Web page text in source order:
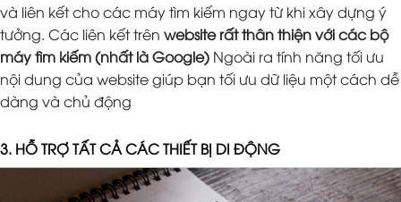
và liên kết cho các máy tìm kiếm ngay từ khi xây dựng ý
tưởng. Các liên kết trên website rất thân thiện với các bộ
máy tìm kiếm (nhất là Google) Ngoài ra tính năng tối ưu
nội dung của website giúp bạn tối ưu dữ liệu một cách dễ
dàng và chủ động
3. HỖ TRỢ TẤT CẢ CÁC THIẾT BỊ DI ĐỘNG